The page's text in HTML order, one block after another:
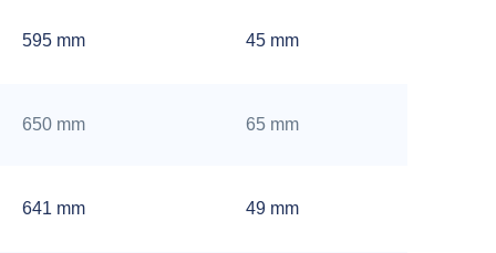
595 mm 45 mm
650 mm 65 mm
641 mm 49 mm